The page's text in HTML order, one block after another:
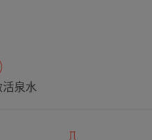
活泉水